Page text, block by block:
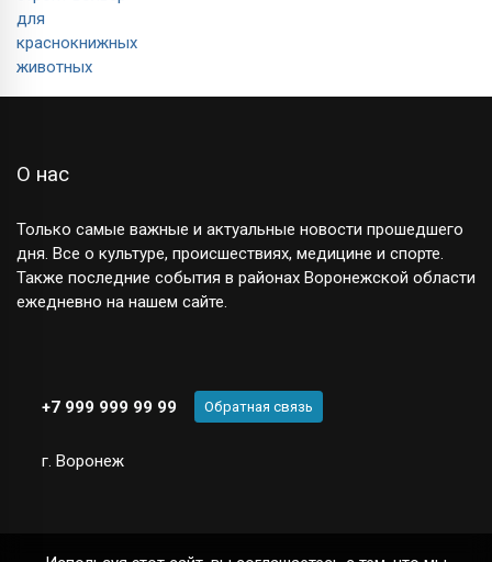
О нас
Только самые важные и актуальные новости прошедшего
дня. Все о культуре, происшествиях, медицине и спорте.
Также последние события в районах Воронежской области
ежедневно на нашем сайте.
+7 999 999 99 99 Обратная связь
г. Воронеж